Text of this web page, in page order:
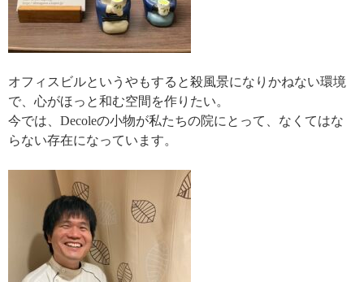
オフィスビルというやもすると殺風景になりかねない環境
で、心がほっと和む空間を作りたい。
今では、Decoleの小物が私たちの院にとって、なくてはな
らない存在になっています。